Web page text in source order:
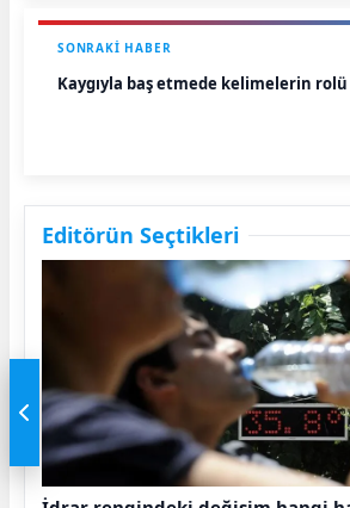
SONRAKI HABER
Kaygıyla baş etmede kelimelerin rolü
Editörün Seçtikleri